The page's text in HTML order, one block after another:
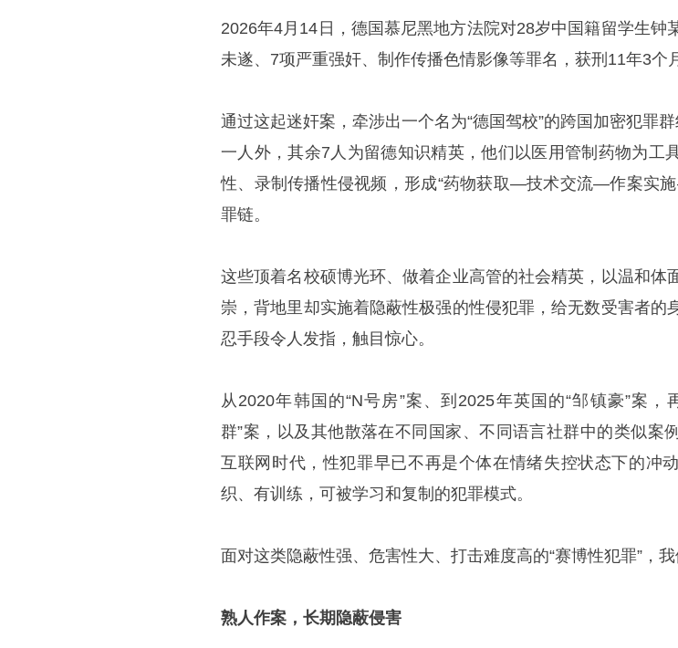
2026年4月14日，德国慕尼黑地方法院对28岁中国籍留学生钟
未遂、7项严重强奸、制作传播色情影像等罪名，获刑11年3个
通过这起迷奸案，牵涉出一个名为“德国驾校”的跨国加密犯罪
一人外，其余7人为留德知识精英，他们以医用管制药物为工
性、录制传播性侵视频，形成“药物获取—技术交流—作案实
罪链。
这些顶着名校硕博光环、做着企业高管的社会精英，以温和体
崇，背地里却实施着隐蔽性极强的性侵犯罪，给无数受害者的
忍手段令人发指，触目惊心。
从2020年韩国的“N号房”案、到2025年英国的“邹镇豪”案，
群”案，以及其他散落在不同国家、不同语言社群中的类似案
互联网时代，性犯罪早已不再是个体在情绪失控状态下的冲
织、有训练，可被学习和复制的犯罪模式。
面对这类隐蔽性强、危害性大、打击难度高的“赛博性犯罪”，
熟人作案，长期隐蔽侵害